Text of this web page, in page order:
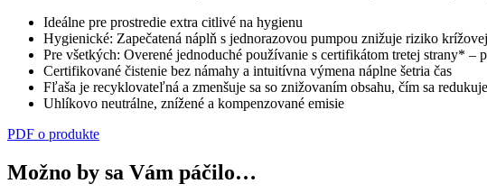
Ideálne pre prostredie extra citlivé na hygienu
Hygienické: Zapečatená náplň s jednorazovou pumpou znižuje riziko
Pre všetkých: Overené jednoduché používanie s certifikátom tretej strany*
Certifikované čistenie bez námahy a intuitívna výmena náplne šetria čas
Fľaša je recyklovateľná a zmenšuje sa so znižovaním obsahu, čím sa
Uhlíkovo neutrálne, znížené a kompenzované emisie
PDF o produkte
Možno by sa Vám páčilo…